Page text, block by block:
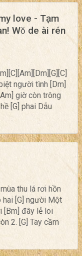
love - Tạm
Wǒ de ài rén
người tình [Dm]
giờ còn trông
[G] phai Dẫu
thu lá rơi hồn
hai [G] người Một
[Bm] đây lẻ loi
2. [G] Tay cầm